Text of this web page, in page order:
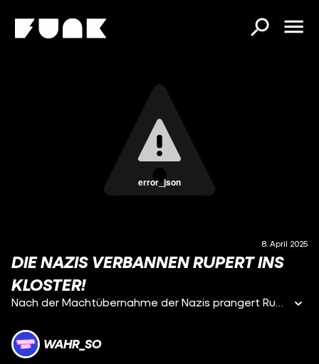
error_json
8. April 2025
DIE NAZIS VERBANNEN RUPERT INS
KLOSTER!
Nach der Machtübernahme der Nazis prangert Rupert Mayer in seinen Predigten das NS-Regime an. Rückhalt von der Kirche bekommt er nicht. Seit 1935 erhält er mehrmals Verbote zu predigen, wird verhaftet und wieder freigelassen. Sein Gesundheitszustand verschlechtert sich. Weil er sehr beliebt bei den Menschen ist, wollen die Nazis nicht, dass ihm etwas zustößt. Er soll auf andere Weise aus dem Verkehr gezogen werden. Die Nazis verbannen ihn ins Kloster Ettal. Dort hat er kaum Kontakt zur Außenwelt. Nach Kriegsende predigt er wieder. Während eines Gottesdienstes stirbt er in Folge eines Schlaganfalls.
WAHR_SO